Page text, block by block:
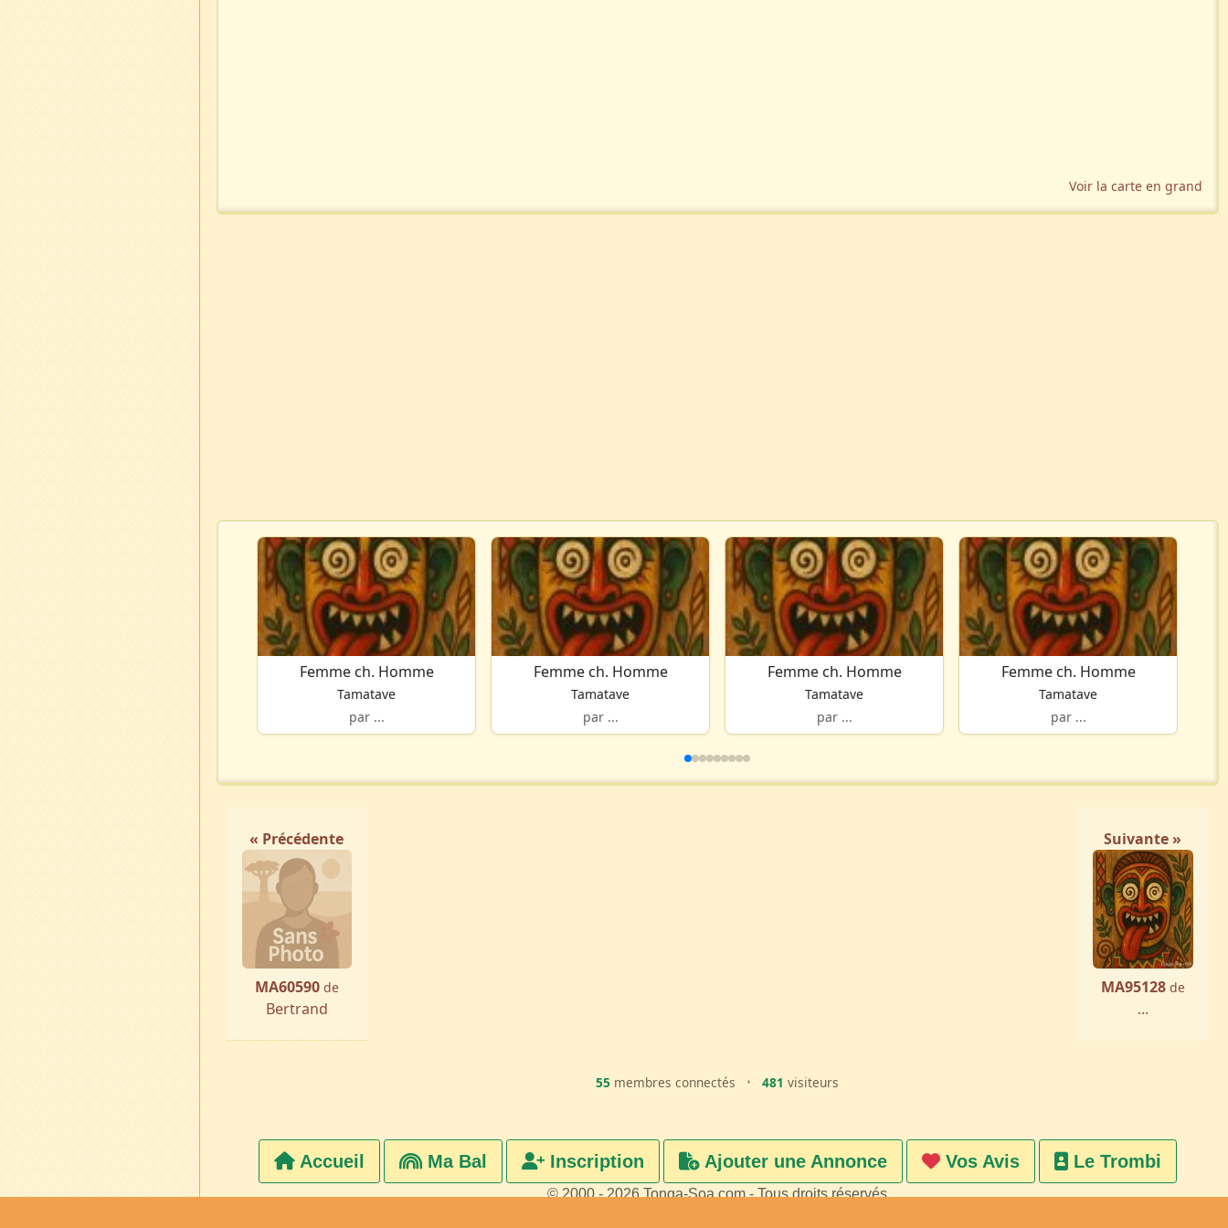
Voir la carte en grand
Femme ch. Homme
Tamatave
par ...
Femme ch. Homme
Tamatave
par ...
Femme ch. Homme
Tamatave
par ...
Femme ch. Homme
Tamatave
par ...
« Précédente
MA60590 de
Bertrand
Suivante »
MA95128 de
...
55 membres connectés • 481 visiteurs
Accueil Ma Bal Inscription Ajouter une Annonce Vos Avis Le Trombi
© 2000 - 2026 Tonga-Soa.com - Tous droits réservés